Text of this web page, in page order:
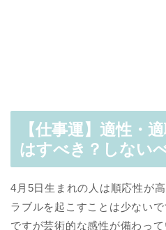
【仕事運】適性・
はすべき？しない
4月5日生まれの人は順応性が
ラブルを起こすことは少ない
ですが芸術的な感性が備わっ